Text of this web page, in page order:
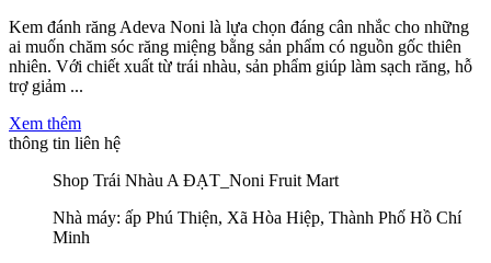
Kem đánh răng Adeva Noni là lựa chọn đáng cân nhắc cho những
ai muốn chăm sóc răng miệng bằng sản phẩm có nguồn gốc thiên
nhiên. Với chiết xuất từ trái nhàu, sản phẩm giúp làm sạch răng, hỗ
trợ giảm ...
Xem thêm
thông tin liên hệ
Shop Trái Nhàu A ĐẠT_Noni Fruit Mart
Nhà máy: ấp Phú Thiện, Xã Hòa Hiệp, Thành Phố Hồ Chí
Minh